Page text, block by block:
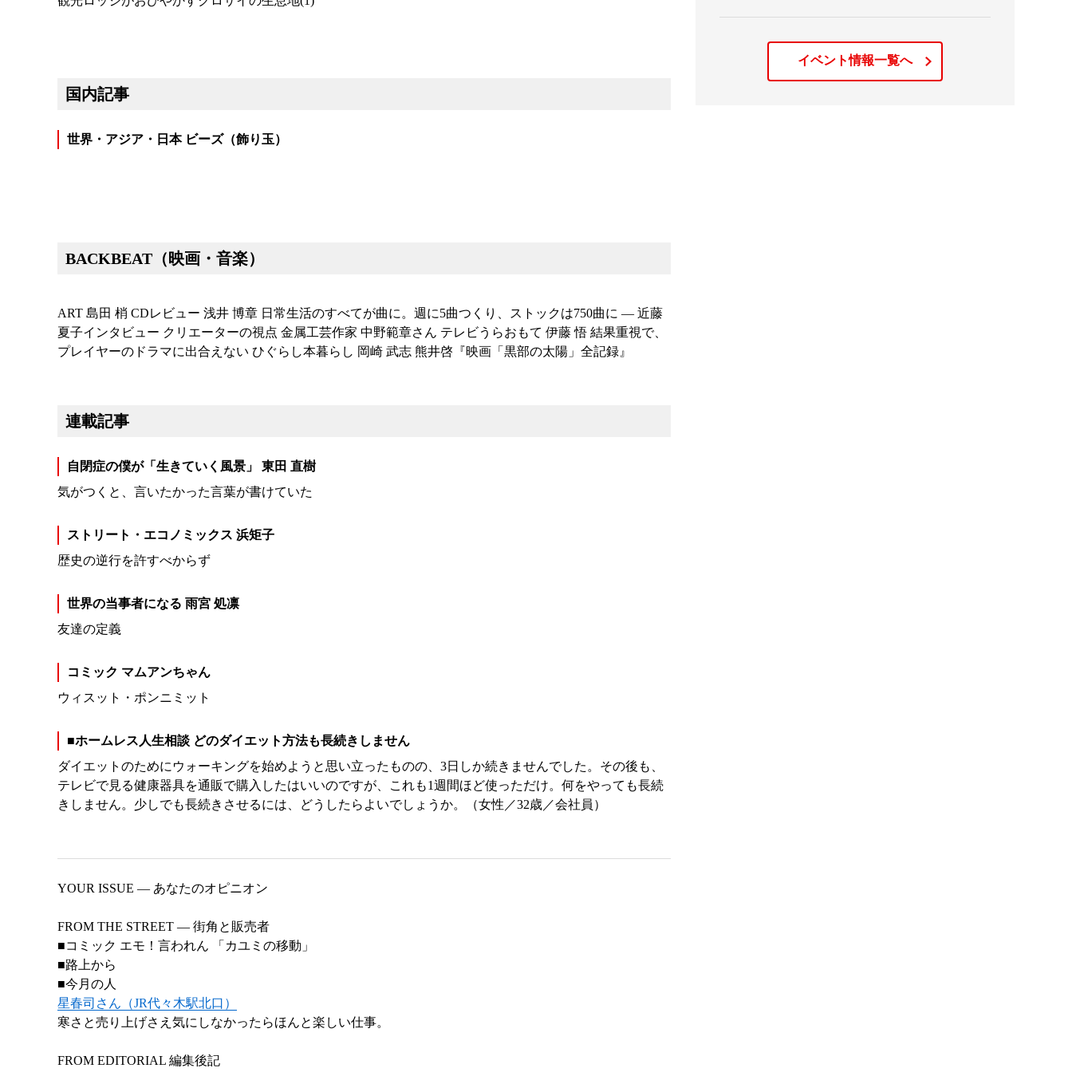
国内記事
世界・アジア・日本 ビーズ（飾り玉）
BACKBEAT（映画・音楽）
ART 島田 梢 CDレビュー 浅井 博章 日常生活のすべてが曲に。週に5曲つくり、ストックは750曲に ― 近藤
夏子インタビュー クリエーターの視点 金属工芸作家 中野範章さん テレビうらおもて 伊藤 悟 結果重視で、
プレイヤーのドラマに出合えない ひぐらし本暮らし 岡崎 武志 熊井啓『映画「黒部の太陽」全記録』
連載記事
自閉症の僕が「生きていく風景」 東田 直樹
気がつくと、言いたかった言葉が書けていた
ストリート・エコノミックス 浜矩子
歴史の逆行を許すべからず
世界の当事者になる 雨宮 処凛
友達の定義
コミック マムアンちゃん
ウィスット・ポンニミット
■ホームレス人生相談 どのダイエット方法も長続きしません
ダイエットのためにウォーキングを始めようと思い立ったものの、3日しか続きませんでした。その後も、
テレビで見る健康器具を通販で購入したはいいのですが、これも1週間ほど使っただけ。何をやっても長続
きしません。少しでも長続きさせるには、どうしたらよいでしょうか。（女性／32歳／会社員）
YOUR ISSUE ― あなたのオピニオン
FROM THE STREET ― 街角と販売者
■コミック エモ！言われん 「カユミの移動」
■路上から
■今月の人
星春司さん（JR代々木駅北口）
寒さと売り上げさえ気にしなかったらほんと楽しい仕事。
FROM EDITORIAL 編集後記
イベント情報一覧へ